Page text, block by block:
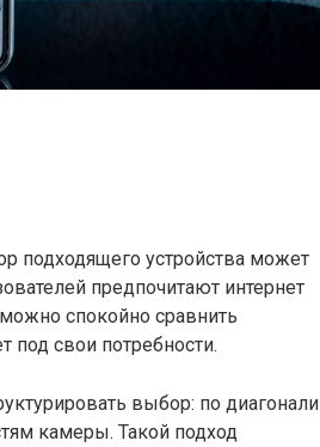
подходящего устройства может
предпочитают интернет
спокойно сравнить
под свои потребности.
выбор: по диагонали
камеры. Такой подход